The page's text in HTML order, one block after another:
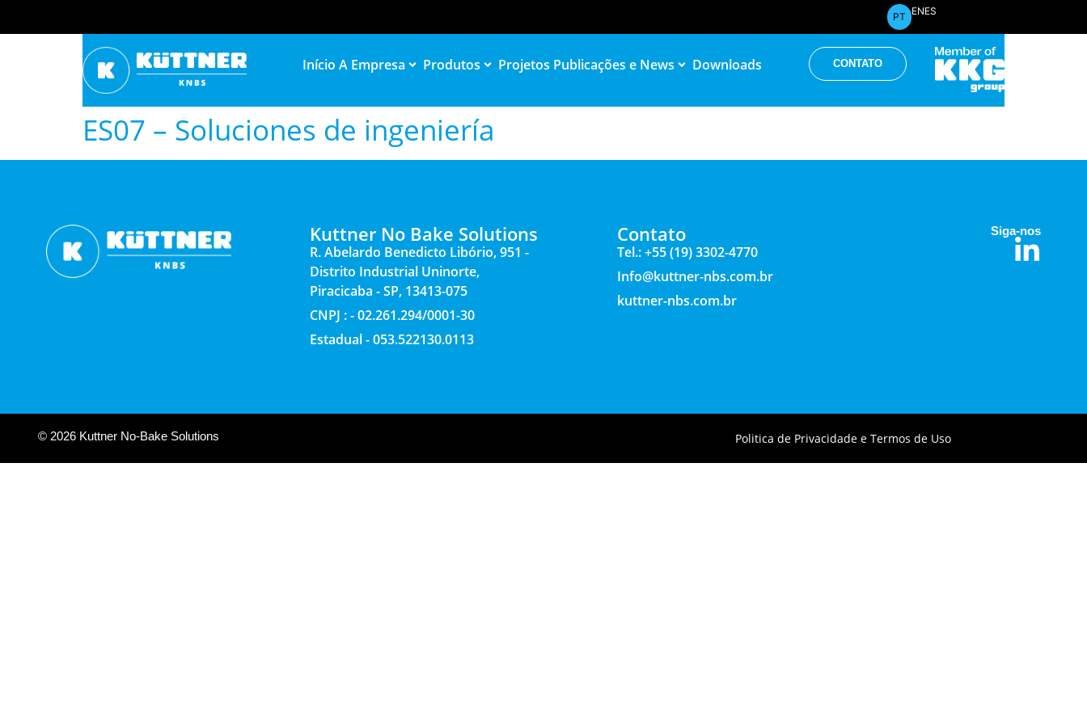
PT ENES
Início A Empresa Produtos Projetos Publicações e News Downloads CONTATO
ES07 – Soluciones de ingeniería
Kuttner No Bake Solutions
R. Abelardo Benedicto Libório, 951 -
Distrito Industrial Uninorte,
Piracicaba - SP, 13413-075
CNPJ : - 02.261.294/0001-30
Estadual - 053.522130.0113
Contato
Tel.: +55 (19) 3302-4770
Info@kuttner-nbs.com.br
kuttner-nbs.com.br
Siga-nos
© 2026 Kuttner No-Bake Solutions Politica de Privacidade e Termos de Uso